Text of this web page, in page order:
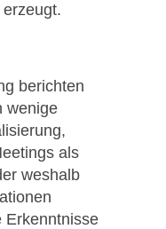
berichten
wenige
als
weshalb
Erkenntnisse